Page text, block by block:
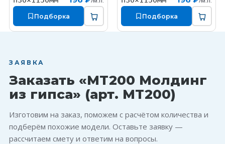
Подборка Подборка
ЗАЯВКА
Заказать «MT200 Молдинг
из гипса» (арт. MT200)
Изготовим на заказ, поможем с расчётом количества и
подберём похожие модели. Оставьте заявку —
рассчитаем смету и ответим на вопросы.